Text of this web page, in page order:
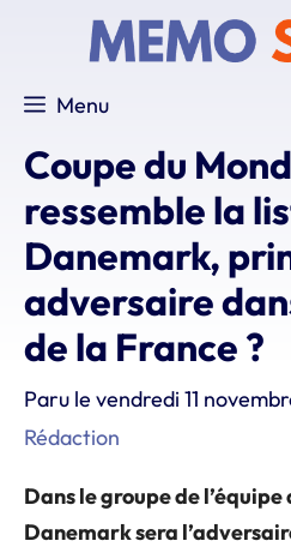
Menu
Coupe du
ressemble la
Danemark,
adversaire
de la France ?
Paru le vendredi 11
Rédaction
Dans le groupe de l’équipe
Danemark sera